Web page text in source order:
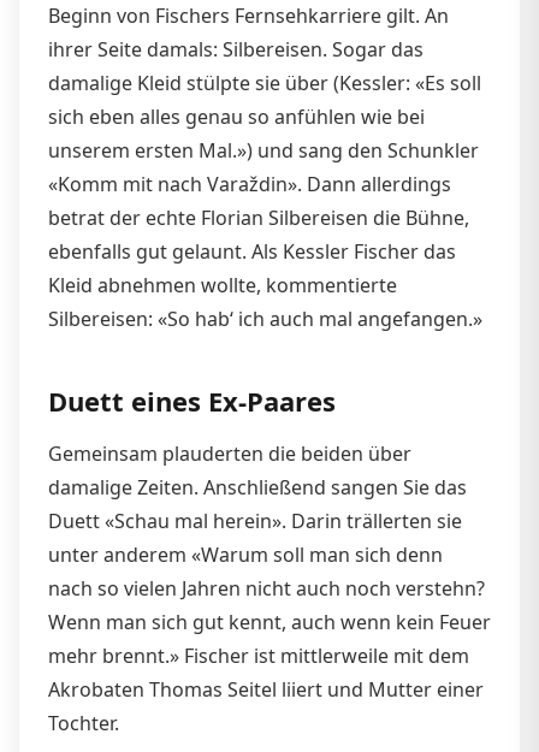
Beginn von Fischers Fernsehkarriere gilt. An
ihrer Seite damals: Silbereisen. Sogar das
damalige Kleid stülpte sie über (Kessler: «Es soll
sich eben alles genau so anfühlen wie bei
unserem ersten Mal.») und sang den Schunkler
«Komm mit nach Varaždin». Dann allerdings
betrat der echte Florian Silbereisen die Bühne,
ebenfalls gut gelaunt. Als Kessler Fischer das
Kleid abnehmen wollte, kommentierte
Silbereisen: «So hab‘ ich auch mal angefangen.»
Duett eines Ex-Paares
Gemeinsam plauderten die beiden über
damalige Zeiten. Anschließend sangen Sie das
Duett «Schau mal herein». Darin trällerten sie
unter anderem «Warum soll man sich denn
nach so vielen Jahren nicht auch noch verstehn?
Wenn man sich gut kennt, auch wenn kein Feuer
mehr brennt.» Fischer ist mittlerweile mit dem
Akrobaten Thomas Seitel liiert und Mutter einer
Tochter.